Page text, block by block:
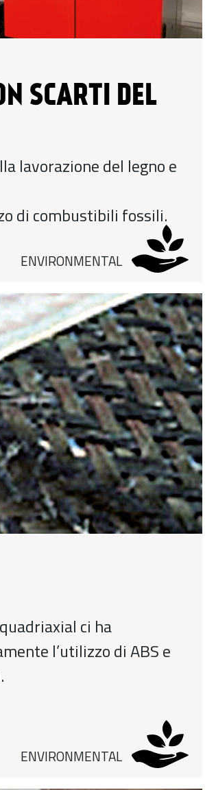
SCARTI DEL
lavorazione del legno e
di combustibili fossili.
ENVIRONMENTAL
ci ha
l’utilizzo di ABS e
ENVIRONMENTAL